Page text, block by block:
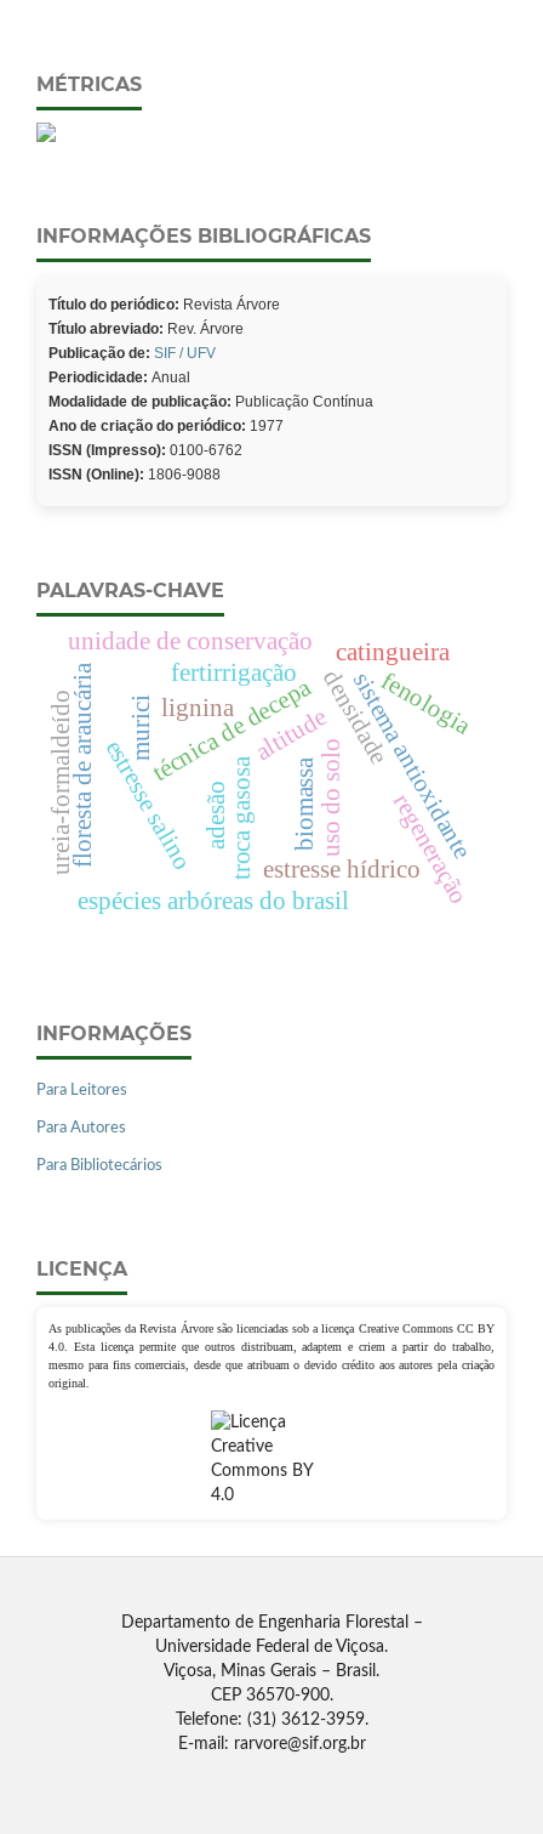
MÉTRICAS
INFORMAÇÕES BIBLIOGRÁFICAS
Título do periódico: Revista Árvore
Título abreviado: Rev. Árvore
Publicação de: SIF / UFV
Periodicidade: Anual
Modalidade de publicação: Publicação Contínua
Ano de criação do periódico: 1977
ISSN (Impresso): 0100-6762
ISSN (Online): 1806-9088
PALAVRAS-CHAVE
biomassa
densidade
sistema antioxidante
troca gasosa
espécies arbóreas do brasil
técnica de decepa
lignina
estresse salino
catingueira
estresse hídrico
altitude
fertirrigação
unidade de conservação
floresta de araucária fenologia
murici
adesão uso do solo regeneração
ureia-formaldeído
INFORMAÇÕES
Para Leitores
Para Autores
Para Bibliotecários
LICENÇA
As publicações da Revista Árvore são licenciadas sob a licença Creative Commons CC BY
4.0. Esta licença permite que outros distribuam, adaptem e criem a partir do trabalho,
mesmo para fins comerciais, desde que atribuam o devido crédito aos autores pela criação
original.
Departamento de Engenharia Florestal –
Universidade Federal de Viçosa.
Viçosa, Minas Gerais – Brasil.
CEP 36570-900.
Telefone: (31) 3612-3959.
E-mail: rarvore@sif.org.br